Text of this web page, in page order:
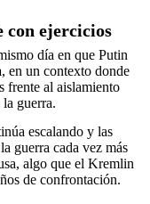
con ejercicios
día en que Putin
, en un contexto donde
frente al aislamiento
guerra.
escalando y las
guerra cada vez más
algo que el Kremlin
de confrontación.